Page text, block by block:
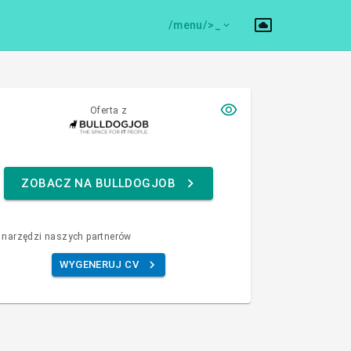
/menu/>
Oferta z
ZOBACZ NA BULLDOGJOB
narzędzi naszych partnerów
WYGENERUJ CV